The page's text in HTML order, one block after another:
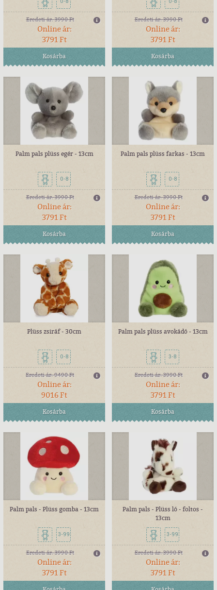
Eredeti ár:3990 Ft
Online ár:
3791 Ft
Kosárba
Eredeti ár:3990 Ft
Online ár:
3791 Ft
Kosárba
Palm pals plüss egér - 13cm
0-8
Eredeti ár:3990 Ft
Online ár:
3791 Ft
Kosárba
Palm pals plüss farkas - 13cm
0-8
Eredeti ár:3990 Ft
Online ár:
3791 Ft
Kosárba
Plüss zsiráf - 30cm
0-8
Eredeti ár:9490 Ft
Online ár:
9016 Ft
Kosárba
Palm pals plüss avokádó - 13cm
3-8
Eredeti ár:3990 Ft
Online ár:
3791 Ft
Kosárba
Palm pals - Plüss gomba - 13cm
3-99
Eredeti ár:3990 Ft
Online ár:
3791 Ft
Palm pals - Plüss ló - foltos -
13cm
3-99
Eredeti ár:3990 Ft
Online ár:
3791 Ft